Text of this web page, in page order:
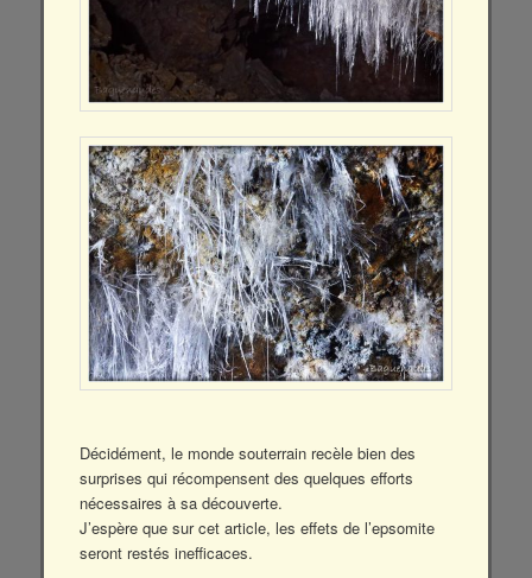
Décidément, le monde souterrain recèle bien des
surprises qui récompensent des quelques efforts
nécessaires à sa découverte.
J’espère que sur cet article, les effets de l’epsomite
seront restés inefficaces.